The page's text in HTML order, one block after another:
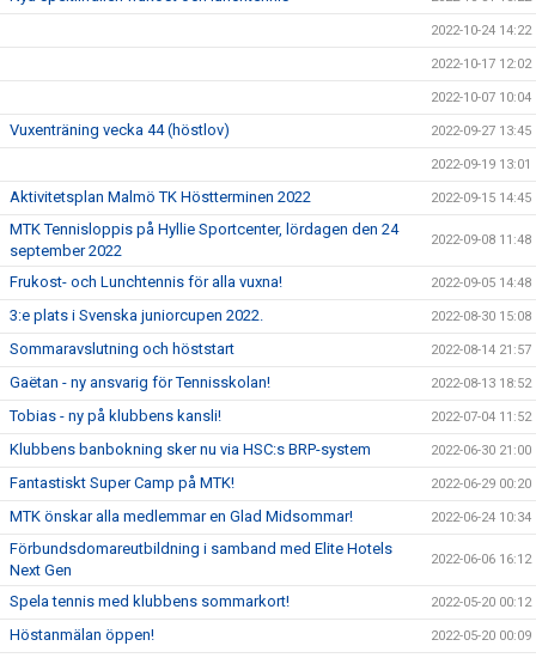
2022-10-24 14:22
2022-10-17 12:02
2022-10-07 10:04
Vuxenträning vecka 44 (höstlov) 2022-09-27 13:45
2022-09-19 13:01
Aktivitetsplan Malmö TK Höstterminen 2022 2022-09-15 14:45
MTK Tennisloppis på Hyllie Sportcenter, lördagen den 24
september 2022
2022-09-08 11:48
Frukost- och Lunchtennis för alla vuxna! 2022-09-05 14:48
3:e plats i Svenska juniorcupen 2022. 2022-08-30 15:08
Sommaravslutning och höststart 2022-08-14 21:57
Gaëtan - ny ansvarig för Tennisskolan! 2022-08-13 18:52
Tobias - ny på klubbens kansli! 2022-07-04 11:52
Klubbens banbokning sker nu via HSC:s BRP-system 2022-06-30 21:00
Fantastiskt Super Camp på MTK! 2022-06-29 00:20
MTK önskar alla medlemmar en Glad Midsommar! 2022-06-24 10:34
Förbundsdomareutbildning i samband med Elite Hotels
Next Gen
2022-06-06 16:12
Spela tennis med klubbens sommarkort! 2022-05-20 00:12
Höstanmälan öppen! 2022-05-20 00:09